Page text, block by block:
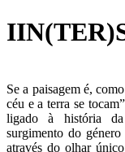
Se a paisagem é,
céu e a terra se
ligado à história da
surgimento do género
através do olhar